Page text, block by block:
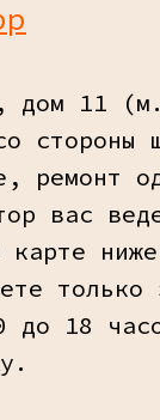
дом 11 (м.
стороны
ремонт
вас
только
до 18